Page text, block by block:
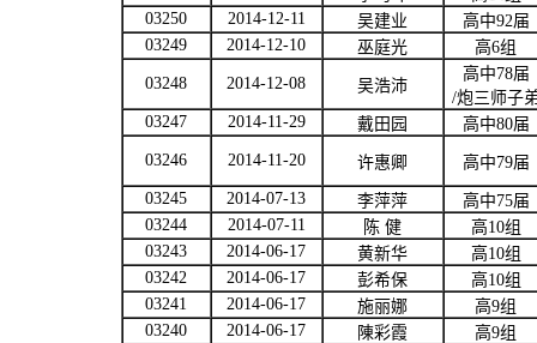
03250
2014-12-11 吴建业 高中92届
03249
2014-12-10 巫庭光 高6组
03248
2014-12-08 吴浩沛
高中78届
/炮三师子
03247
2014-11-29 戴田园 高中80届
03246
2014-11-20 许惠卿 高中79届
03245
2014-07-13 李萍萍 高中75届
03244
2014-07-11 陈 健 高10组
03243
2014-06-17 黄新华 高10组
03242
2014-06-17 彭希保 高10组
03241
2014-06-17 施丽娜 高9组
03240
2014-06-17 陳彩霞 高9组